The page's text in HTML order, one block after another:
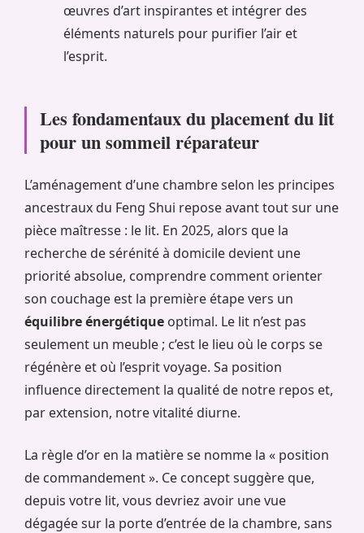
œuvres d’art inspirantes et intégrer des
éléments naturels pour purifier l’air et
l’esprit.
Les fondamentaux du placement du lit
pour un sommeil réparateur
L’aménagement d’une chambre selon les principes
ancestraux du Feng Shui repose avant tout sur une
pièce maîtresse : le lit. En 2025, alors que la
recherche de sérénité à domicile devient une
priorité absolue, comprendre comment orienter
son couchage est la première étape vers un
équilibre énergétique optimal. Le lit n’est pas
seulement un meuble ; c’est le lieu où le corps se
régénère et où l’esprit voyage. Sa position
influence directement la qualité de notre repos et,
par extension, notre vitalité diurne.
La règle d’or en la matière se nomme la « position
de commandement ». Ce concept suggère que,
depuis votre lit, vous devriez avoir une vue
dégagée sur la porte d’entrée de la chambre, sans